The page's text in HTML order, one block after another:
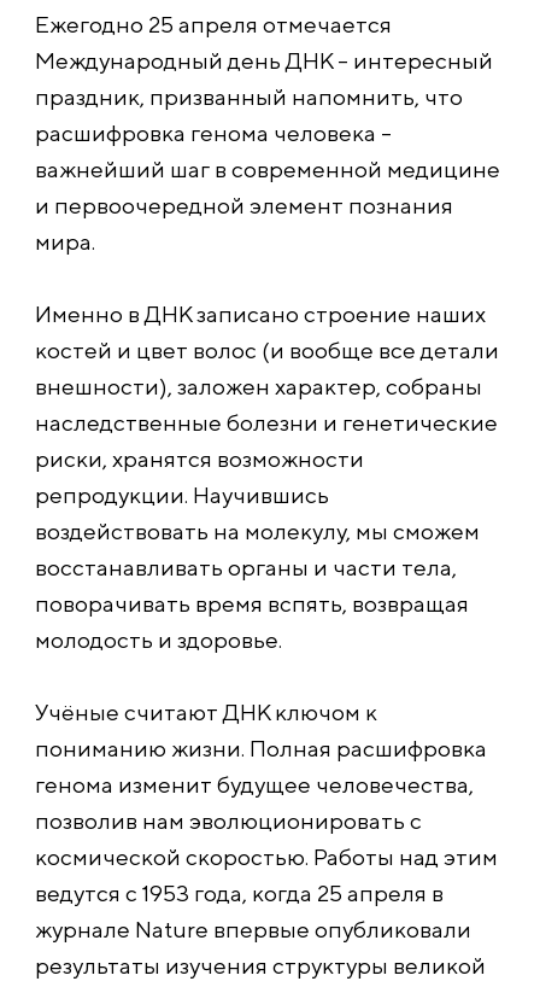
Ежегодно 25 апреля отмечается
Международный день ДНК – интересный
праздник, призванный напомнить, что
расшифровка генома человека –
важнейший шаг в современной медицине
и первоочередной элемент познания
мира.
Именно в ДНК записано строение наших
костей и цвет волос (и вообще все детали
внешности), заложен характер, собраны
наследственные болезни и генетические
риски, хранятся возможности
репродукции. Научившись
воздействовать на молекулу, мы сможем
восстанавливать органы и части тела,
поворачивать время вспять, возвращая
молодость и здоровье.
Учёные считают ДНК ключом к
пониманию жизни. Полная расшифровка
генома изменит будущее человечества,
позволив нам эволюционировать с
космической скоростью. Работы над этим
ведутся с 1953 года, когда 25 апреля в
журнале Nature впервые опубликовали
результаты изучения структуры великой